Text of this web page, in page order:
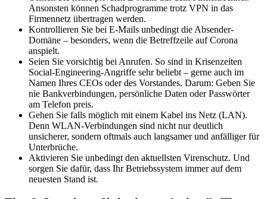
Ansonsten können Schadprogramme trotz VPN in das
Firmennetz übertragen werden.
Kontrollieren Sie bei E-Mails unbedingt die Absender-
Domäne – besonders, wenn die Betreffzeile auf Corona
anspielt.
Seien Sie vorsichtig bei Anrufen. So sind in Krisenzeiten
Social-Engineering-Angriffe sehr beliebt – gerne auch im
Namen Ihres CEOs oder des Vorstandes. Darum: Geben Sie
nie Bankverbindungen, persönliche Daten oder Passwörter
am Telefon preis.
Gehen Sie falls möglich mit einem Kabel ins Netz (LAN).
Denn WLAN-Verbindungen sind nicht nur deutlich
unsicherer, sondern oftmals auch langsamer und anfälliger für
Unterbrüche.
Aktivieren Sie unbedingt den aktuellsten Virenschutz. Und
sorgen Sie dafür, dass Ihr Betriebssystem immer auf dem
neuesten Stand ist.